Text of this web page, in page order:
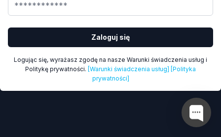
Zaloguj się
Logując się, wyrażasz zgodę na nasze Warunki świadczenia usług i
Politykę prywatności. [Warunki świadczenia usług] [Polityka
prywatności]